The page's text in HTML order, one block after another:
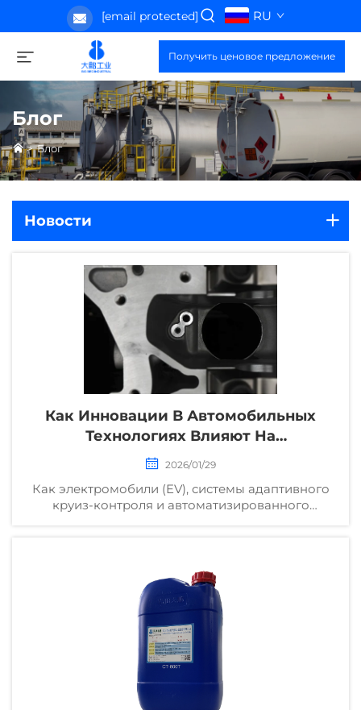
[email protected] RU
Получить ценовое предложение
Блог
>Блог
Новости
Как Инновации В Автомобильных
Технологиях Влияют На
Проектирование Компонентов?
2026/01/29
Как электромобили (EV), системы адаптивного
круиз-контроля и автоматизированного
в инженерных подходах, выборе материалов и
требованиях автопроизводителей (OEM).
Скачайте полный аналитический отчёт.